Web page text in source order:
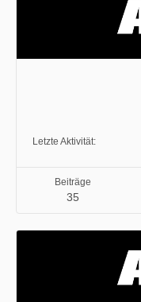
Letzte Aktivität
Beiträge
35